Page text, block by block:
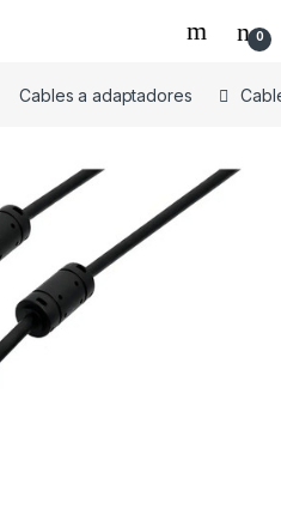
0
Cables a adaptadores